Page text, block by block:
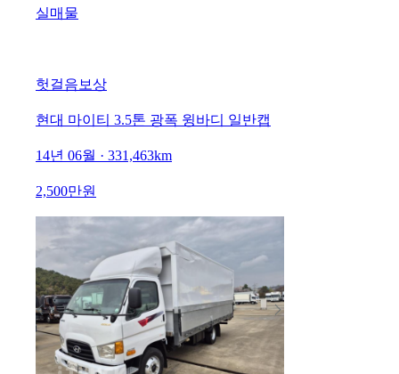
실매물
헛걸음보상
현대 마이티 3.5톤 광폭 윙바디 일반캡
14년 06월 · 331,463km
2,500만원